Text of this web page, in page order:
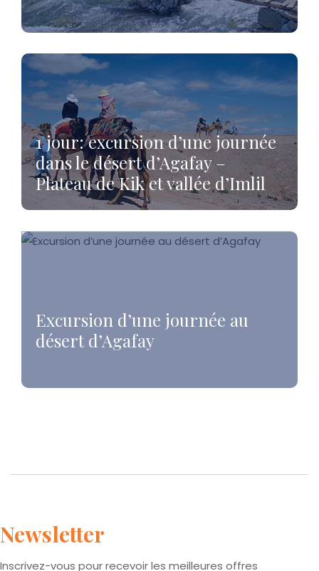
1 jour: excursion d’une journée
dans le désert d’Agafay –
Plateau de Kik et vallée d’Imlil
Excursion d’une journée au
désert d’Agafay
Newsletter
Inscrivez-vous pour recevoir les meilleures offres